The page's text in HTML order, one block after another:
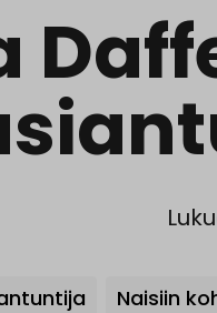
Naisiin